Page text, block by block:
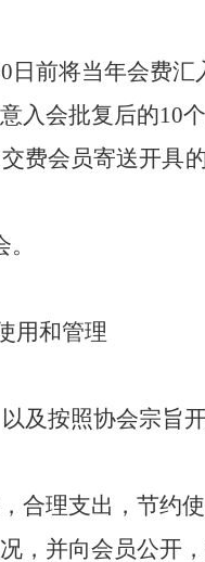
日前将当年会费汇
入会批复后的10
费会员寄送开具
用和管理
及按照协会宗旨
合理支出，节约使
，并向会员公开，